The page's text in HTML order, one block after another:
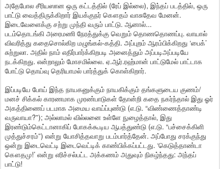
அதேபோல சீரியஸான ஒரு கட்டத்தில் (ரேப் இல்லை), இந்தப் படத்தில், ஒரு
பாட்டு வைத்திருக்கிறார் இயக்குநர் கௌதம் வாசுதேவ மேனன்.
இடைவேளைக்கு சற்று முந்தி வரும் பாட்டு. ஆனால்...
படம்தொடங்கி அரைமணி நேரத்துக்கு வெறும் தொணதொணப்பு. வாயால்
விவரித்து கதைசொல்கிற மழுங்கல்-கத்தி. அப்புறம் ஆரம்பிக்கிறது ‘பைக்’
சுற்றுலா. அதில் நாம் எதிர்பார்க்கிறபடி அனைத்தும் அப்படிஅப்படியே
நடக்கிறது. என்றாலும் மோசமில்லை. ஏ.ஆர்.ரஹ்மான் பாட்டுமேல் பாட்டாக
போட்டு தொய்வு தெரியாமல் பார்த்துக் கொள்கிறார்.
இப்படியே போய் இந்த நாயகனுக்கும் நாயகிக்கும் தங்களுடைய குணம்/
மனச் சிக்கல் காரணமாக முரண்பாடுகள் தோன்றி கதை நகர்ந்தால் இது ஓர்
அகத்திணைப் படமாக அமைய வாய்ப்புண்டு (எ.டு. “விண்ணைத்தாண்டி
வருவாயா?”); அல்லாமல் வில்லனை உள்ளே நுழைத்தால், இது
இரண்டும்கெட்டானாகிப் போகக்கூடிய ஆபத்துண்டு (எ.டு. “பச்சைக்கிளி
முத்துச்சரம்”) என்று யோசித்தவாறு படம்பார்த்தேன். அப்போது சரக்குந்து
ஒன்று இடைவெட்டி இடைவெட்டிக் காண்பிக்கப்பட்டது. ‘கெடுத்தாண்டா
கௌதமு!’ என்று எரிச்சல்பட்ட அக்கணம் அதுவும் நிகழ்ந்தது: அந்தப்
பாட்டு!